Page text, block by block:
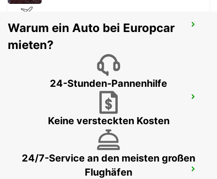
TALLINN FLUGHAFEN
HAMEENLINNA STADTZENTRUM
Warum ein Auto bei Europcar
mieten?
24-Stunden-Pannenhilfe
Keine versteckten Kosten
24/7-Service an den meisten großen
Flughäfen